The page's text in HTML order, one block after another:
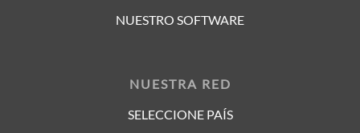
NUESTRO SOFTWARE
NUESTRA RED
SELECCIONE PAÍS